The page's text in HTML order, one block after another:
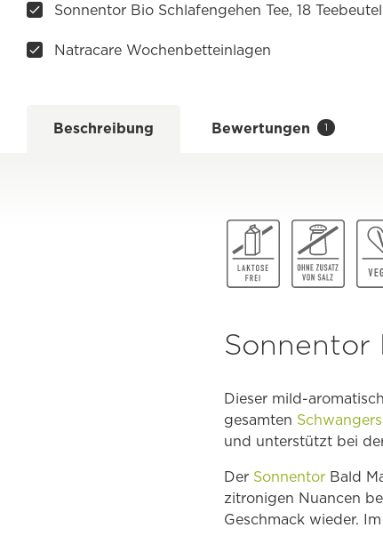
Sonnentor Bio Schlafengehen Tee, 18 Teebeutel
Natracare Wochenbetteinlagen
Beschreibung Bewertungen 1
Sonnentor
Dieser mild-
gesamten
und unterstützt bei
Der Sonnentor Bald
zitronigen Nuancen
Geschmack wieder.